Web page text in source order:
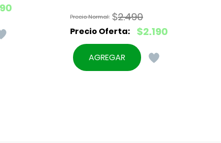
$2.490
El
precio
original
$2.190
El
precio
actual
AGREGAR